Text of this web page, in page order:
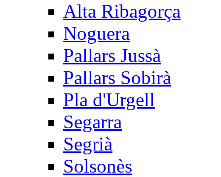
Alta Ribagorça
Noguera
Pallars Jussà
Pallars Sobirà
Pla d'Urgell
Segarra
Segrià
Solsonès